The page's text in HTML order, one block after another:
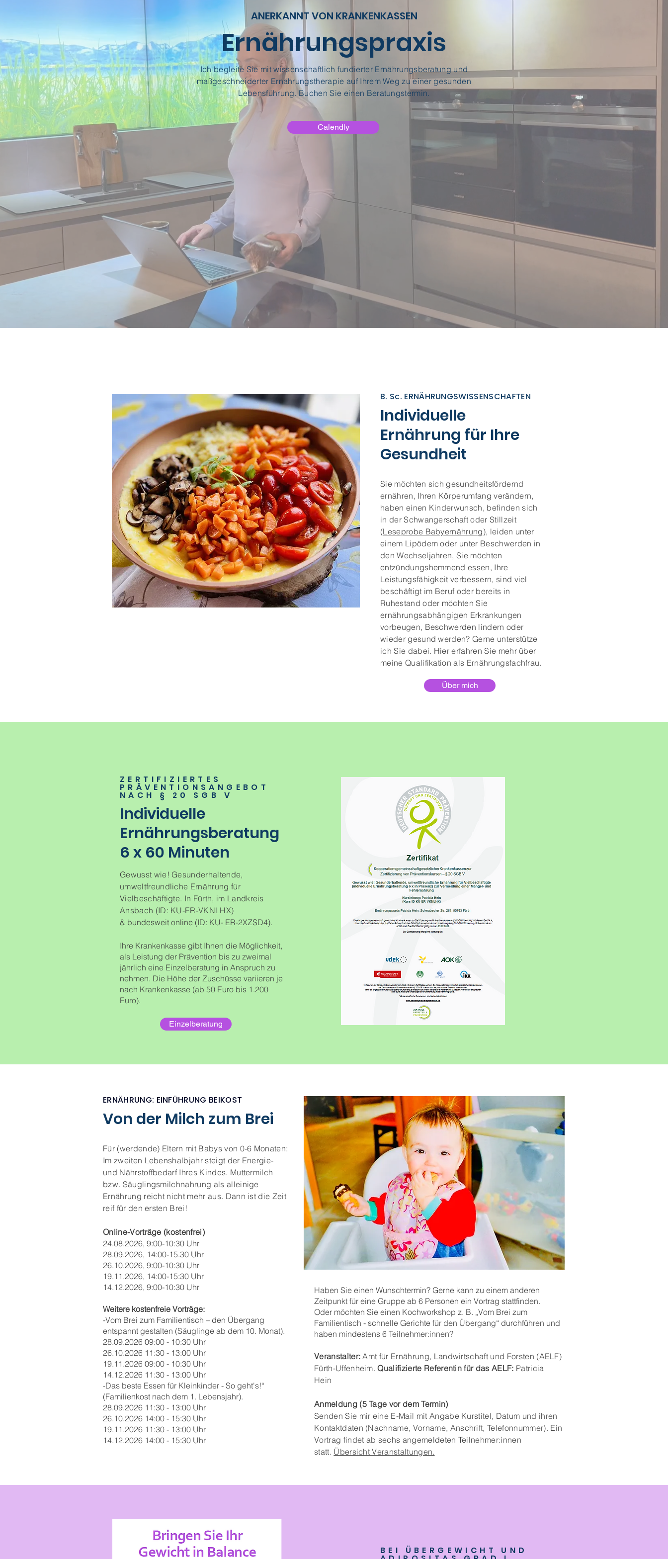
ANERKANNT VON KRANKENKASSEN
Ernährungspraxis
Ich begleite Sie mit wissenschaftlich fundierter Ernährungsberatung und
maßgeschneiderter Ernährungstherapie auf Ihrem Weg zu einer gesunden
Lebensführung. Buchen Sie einen Beratungstermin.
Calendly
B. Sc. ERNÄHRUNGSWISSENSCHAFTEN
Individuelle
Ernährung für Ihre
Gesundheit
Sie möchten sich gesundheitsfördernd
ernähren, Ihren Körperumfang verändern,
haben einen Kinderwunsch, befinden sich
in der Schwangerschaft oder Stillzeit
(Leseprobe Babyernährung), leiden unter
einem Lipödem oder unter Beschwerden in
den Wechseljahren, Sie möchten
entzündungshemmend essen, Ihre
Leistungsfähigkeit verbessern, sind viel
beschäftigt im Beruf oder bereits in
Ruhestand oder möchten Sie
ernährungsabhängigen Erkrankungen
vorbeugen, Beschwerden lindern oder
wieder gesund werden? Gerne unterstütze
ich Sie dabei. Hier erfahren Sie mehr über
meine Qualifikation als Ernährungsfachfrau.
Über mich
ZERTIFIZIERTES
PRÄVENTIONSANGEBOT
NACH § 20 SGB V
Individuelle
Ernährungsberatung
6 x 60 Minuten
Gewusst wie! Gesunderhaltende,
umweltfreundliche Ernährung für
Vielbeschäftigte. In Fürth, im Landkreis
Ansbach (ID: KU-ER-VKNLHX)
& bundesweit online (ID: KU- ER-2XZSD4).
Ihre Krankenkasse gibt Ihnen die Möglichkeit,
als Leistung der Prävention bis zu zweimal
jährlich eine Einzelberatung in Anspruch zu
nehmen. Die Höhe der Zuschüsse variieren je
nach Krankenkasse (ab 50 Euro bis 1.200
Euro).
Einzelberatung
ERNÄHRUNG: EINFÜHRUNG BEIKOST
Von der Milch zum Brei
Für (werdende) Eltern mit Babys von 0-6 Monaten:
Im zweiten Lebenshalbjahr steigt der Energie-
und Nährstoffbedarf Ihres Kindes. Muttermilch
bzw. Säuglingsmilchnahrung als alleinige
Ernährung reicht nicht mehr aus. Dann ist die Zeit
reif für den ersten Brei!
Online-Vorträge (kostenfrei)
24.08.2026, 9:00-10:30 Uhr
28.09.2026, 14:00-15.30 Uhr
26.10.2026, 9:00-10:30 Uhr
19.11.2026, 14:00-15:30 Uhr
14.12.2026, 9:00-10:30 Uhr
Weitere kostenfreie Vorträge:
-Vom Brei zum Familientisch – den Übergang
entspannt gestalten (Säuglinge ab dem 10. Monat).
28.09.2026 09:00 - 10:30 Uhr
26.10.2026 11:30 - 13:00 Uhr
19.11.2026 09:00 - 10:30 Uhr
14.12.2026 11:30 - 13:00 Uhr
-Das beste Essen für Kleinkinder - So geht's!“
(Familienkost nach dem 1. Lebensjahr).​​​
28.09.2026 11:30 - 13:00 Uhr
26.10.2026 14:00 - 15:30 Uhr
19.11.2026 11:30 - 13:00 Uhr
14.12.2026 14:00 - 15:30 Uhr
Haben Sie einen Wunschtermin? Gerne kann zu einem anderen
Zeitpunkt für eine Gruppe ab 6 Personen ein Vortrag stattfinden.
Oder möchten Sie einen Kochworkshop z. B. „Vom Brei zum
Familientisch - schnelle Gerichte für den Übergang“ durchführen und
haben mindestens 6 Teilnehmer:innen?
Veranstalter:Amt für Ernährung, Landwirtschaft und Forsten (AELF)
Fürth-Uffenheim.Qualifizierte Referentin für das AELF: Patricia
Hein
Anmeldung (5 Tage vor dem Termin)
Senden Sie mir eine E-Mail mit Angabe Kurstitel, Datum und ihren
Kontaktdaten (Nachname, Vorname, Anschrift, Telefonnummer). Ein
Vortrag findet ab sechs angemeldeten Teilnehmer:innen
statt. Übersicht Veranstaltungen.
BEI ÜBERGEWICHT UND